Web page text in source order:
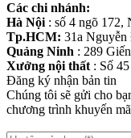
Các chi nhánh:
Hà Nội : số 4 ngõ 172,
Tp.HCM: 31a
Quảng Ninh : 289
Xưởng nội thất : Số
Đăng ký nhận bản tin
Chúng tôi sẽ gửi cho
chương trình khuyến